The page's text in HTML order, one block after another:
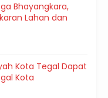
Bhayangkara,
Lahan dan
Kota Tegal Dapat
Kota